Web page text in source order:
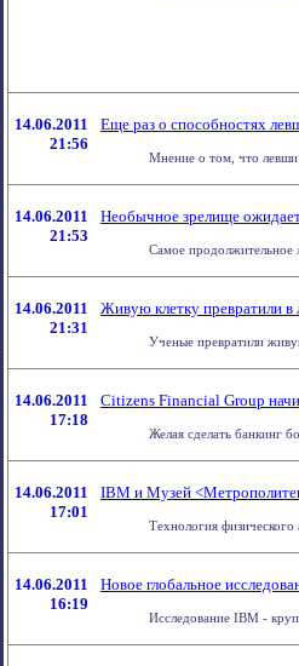
14.06.2011
21:56
Еще раз о способностях
Мнение о том, что левши
14.06.2011
21:53
Необычное зрелище
Самое продолжительное
14.06.2011
21:31
Живую клетку превратили в
Ученые превратили
14.06.2011
17:18
Citizens Financial Group
Желая сделать банкинг
14.06.2011
17:01
IBM и Музей
Технология физического
14.06.2011
16:19
Новое глобальное
Исследование IBM -